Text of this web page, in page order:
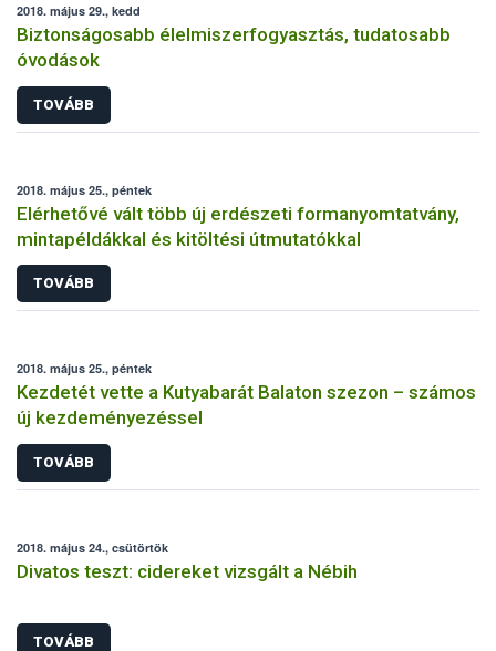
2018. május 29., kedd
Biztonságosabb élelmiszerfogyasztás, tudatosabb
óvodások
TOVÁBB
2018. május 25., péntek
Elérhetővé vált több új erdészeti formanyomtatvány,
mintapéldákkal és kitöltési útmutatókkal
TOVÁBB
2018. május 25., péntek
Kezdetét vette a Kutyabarát Balaton szezon – számos
új kezdeményezéssel
TOVÁBB
2018. május 24., csütörtök
Divatos teszt: cidereket vizsgált a Nébih
TOVÁBB